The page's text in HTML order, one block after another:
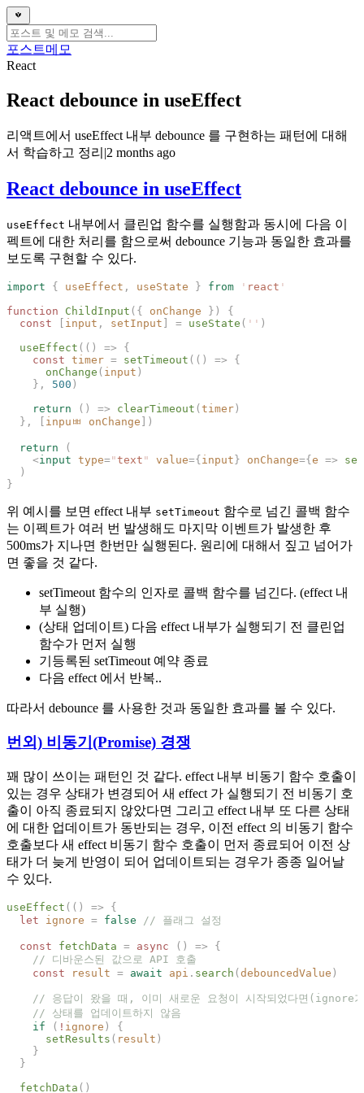
포스트메모
React
React debounce in useEffect
리액트에서 useEffect 내부 debounce 를 구현하는 패턴에 대해
서 학습하고 정리 |2 months ago
React debounce in useEffect
useEffect 내부에서 클린업 함수를 실행함과 동시에 다음 이
펙트에 대한 처리를 함으로써 debounce 기능과 동일한 효과를
보도록 구현할 수 있다.
import { useEffect , useState } from ' react
function ChildInput ({ onChange })
  const
[ input , setInput ] = useState ( ''
  useEffect
(() =>
    const
timer = setTimeout (() =>
      onChange
( input
    },
500
    return
() => clearTimeout (timer
  },
[ inpuㅃ onChange
  return
    <
input type="text " value={input} onChange={e =>
위 예시를 보면 effect 내부 setTimeout 함수로 넘긴 콜백 함수
는 이펙트가 여러 번 발생해도 마지막 이벤트가 발생한 후
500ms가 지나면 한번만 실행된다. 원리에 대해서 짚고 넘어가
면 좋을 것 같다.
setTimeout 함수의 인자로 콜백 함수를 넘긴다. (effect 내
부 실행)
(상태 업데이트) 다음 effect 내부가 실행되기 전 클린업
함수가 먼저 실행
기등록된 setTimeout 예약 종료
다음 effect 에서 반복..
따라서 debounce 를 사용한 것과 동일한 효과를 볼 수 있다.
번외) 비동기(Promise) 경쟁
꽤 많이 쓰이는 패턴인 것 같다. effect 내부 비동기 함수 호출이
있는 경우 상태가 변경되어 새 effect 가 실행되기 전 비동기 호
출이 아직 종료되지 않았다면 그리고 effect 내부 또 다른 상태
에 대한 업데이트가 동반되는 경우, 이전 effect 의 비동기 함수
호출보다 새 effect 비동기 함수 호출이 먼저 종료되어 이전 상
태가 더 늦게 반영이 되어 업데이트되는 경우가 종종 일어날
수 있다.
useEffect (() =>
  let
ignore = false
  const
fetchData = async () =>
    const
result = await api . search ( debouncedValue
    if
( ! ignore )
      setResults
( result
  fetchData